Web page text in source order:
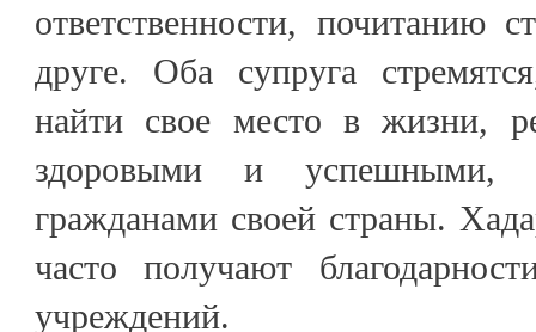
ответственности, почитанию
друге. Оба супруга
найти свое место в жизни,
здоровыми и успешными,
гражданами своей страны.
часто получают
учреждений.